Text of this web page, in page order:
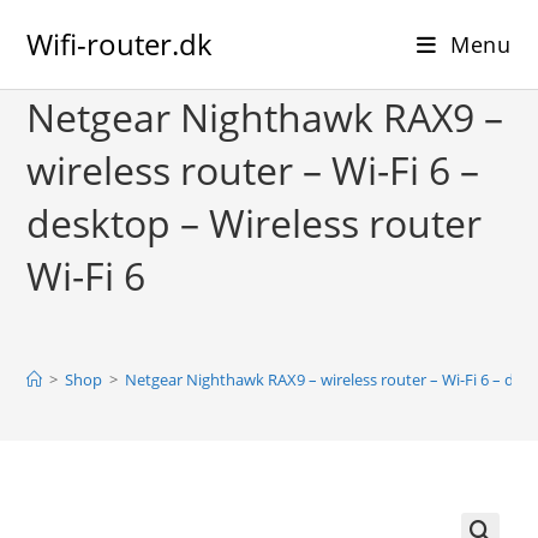
Wifi-router.dk Menu
Netgear Nighthawk RAX9 –
wireless router – Wi-Fi 6 –
desktop – Wireless router
Wi-Fi 6
> Shop > Netgear Nighthawk RAX9 – wireless router – Wi-Fi 6 –